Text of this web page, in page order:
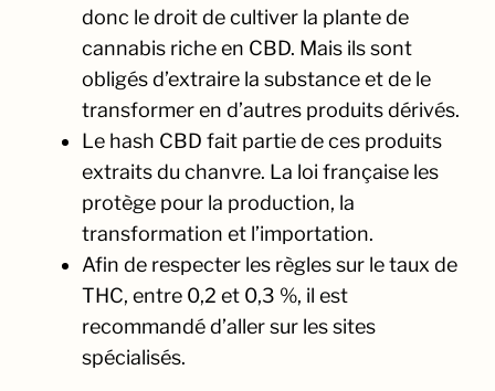
donc le droit de cultiver la plante de
cannabis riche en CBD. Mais ils sont
obligés d’extraire la substance et de le
transformer en d’autres produits dérivés.
Le hash CBD fait partie de ces produits
extraits du chanvre. La loi française les
protège pour la production, la
transformation et l’importation.
Afin de respecter les règles sur le taux de
THC, entre 0,2 et 0,3 %, il est
recommandé d’aller sur les sites
spécialisés.